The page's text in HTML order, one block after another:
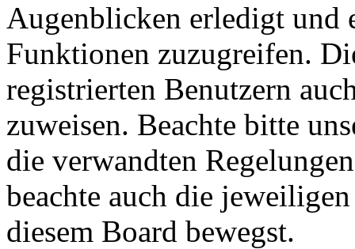
Augenblicken erledigt und
Funktionen zuzugreifen.
registrierten Benutzern
zuweisen. Beachte bitte
die verwandten
beachte auch die
diesem Board bewegst.